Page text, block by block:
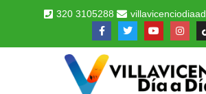
320 3105288